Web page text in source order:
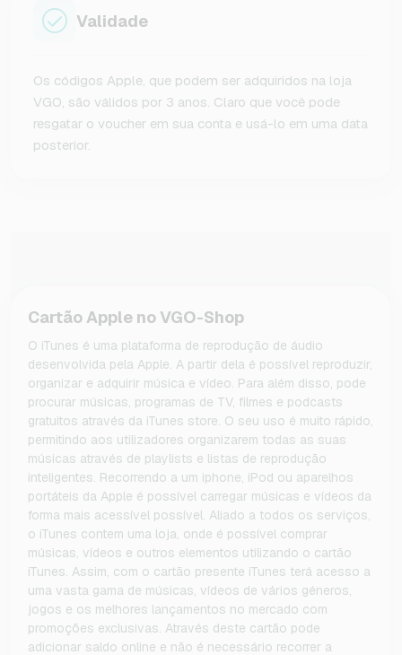
Validade
Os códigos Apple, que podem ser adquiridos na loja
VGO, são válidos por 3 anos. Claro que você pode
resgatar o voucher em sua conta e usá-lo em uma data
posterior.
Cartão Apple no VGO-Shop
O iTunes é uma plataforma de reprodução de áudio
desenvolvida pela Apple. A partir dela é possível reproduzir,
organizar e adquirir música e vídeo. Para além disso, pode
procurar músicas, programas de TV, filmes e podcasts
gratuitos através da iTunes store. O seu uso é muito rápido,
permitindo aos utilizadores organizarem todas as suas
músicas através de playlists e listas de reprodução
inteligentes. Recorrendo a um iphone, iPod ou aparelhos
portáteis da Apple é possível carregar músicas e vídeos da
forma mais acessível possível. Aliado a todos os serviços,
o iTunes contem uma loja, onde é possível comprar
músicas, vídeos e outros elementos utilizando o cartão
iTunes. Assim, com o cartão presente iTunes terá acesso a
uma vasta gama de músicas, vídeos de vários géneros,
jogos e os melhores lançamentos no mercado com
promoções exclusivas. Através deste cartão pode
adicionar saldo online e não é necessário recorrer a